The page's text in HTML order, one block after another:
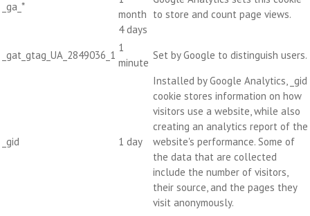
_ga_*
month
4 days
to store and count page views.
_gat_gtag_UA_2849036_1
1
minute
Set by Google to distinguish users.
_gid 1 day
Installed by Google Analytics, _gid
cookie stores information on how
visitors use a website, while also
creating an analytics report of the
website's performance. Some of
the data that are collected
include the number of visitors,
their source, and the pages they
visit anonymously.